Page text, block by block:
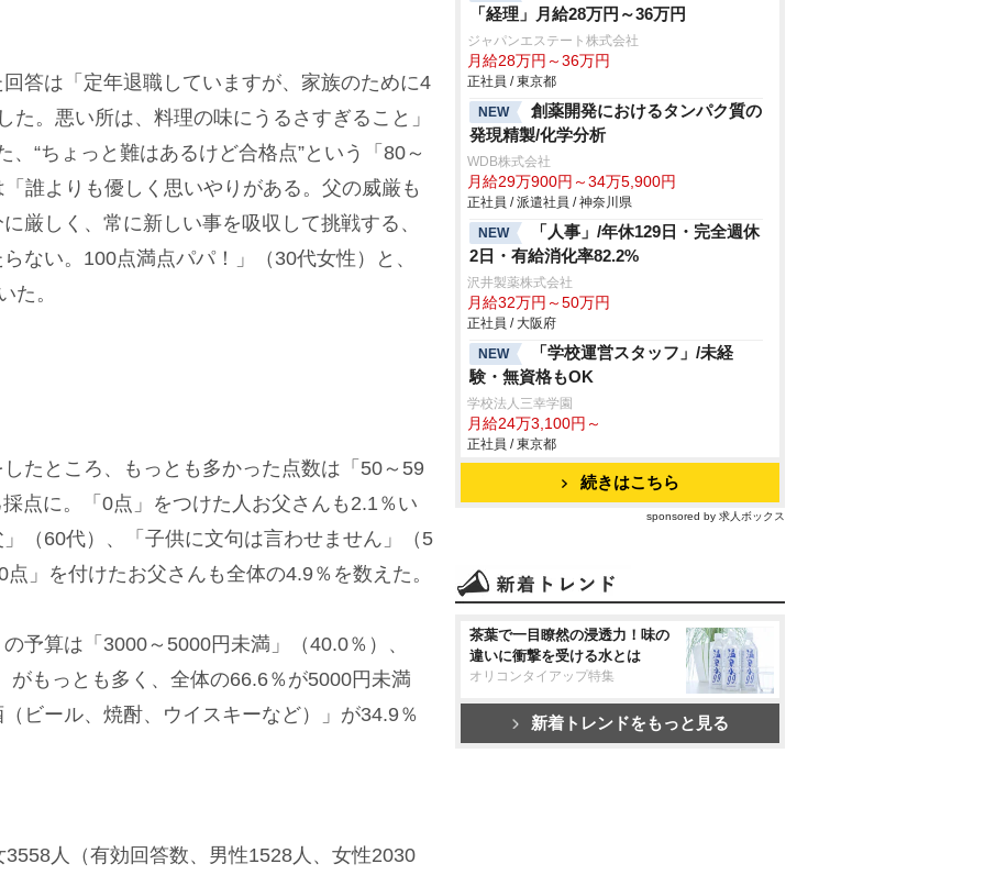
答は「定年退職していますが、家族のために4
。悪い所は、料理の味にうるさすぎること」
“ちょっと難はあるけど合格点”という「80～
誰よりも優しく思いやりがある。父の威厳も
厳しく、常に新しい事を吸収して挑戦する、
ない。100点満点パパ！」（30代女性）と、
た。
たところ、もっとも多かった点数は「50～59
点に。「0点」をつけた人お父さんも2.1％い
（60代）、「子供に文句は言わせません」（5
」を付けたお父さんも全体の4.9％を数えた。
算は「3000～5000円未満」（40.0％）、
がもっとも多く、全体の66.6％が5000円未満
ビール、焼酎、ウイスキーなど）」が34.9％
人（有効回答数、男性1528人、女性2030
「経理」月給28万円～36万円
ジャパンエステート株式会社
月給28万円～36万円
正社員 / 東京都
NEW
創薬開発におけるタンパク質の
発現精製/化学分析
WDB株式会社
月給29万900円～34万5,900円
正社員 / 派遣社員 / 神奈川県
NEW
「人事」/年休129日・完全週休
2日・有給消化率82.2%
沢井製薬株式会社
月給32万円～50万円
正社員 / 大阪府
NEW
「学校運営スタッフ」/未経
験・無資格もOK
学校法人三幸学園
月給24万3,100円～
正社員 / 東京都
続きはこちら
sponsored by 求人ボックス
茶葉で一目瞭然の浸透力！味の
違いに衝撃を受ける水とは
オリコンタイアップ特集
新着トレンドをもっと見る